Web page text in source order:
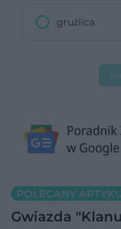
gruźlica
POLECANY
Gwiazda